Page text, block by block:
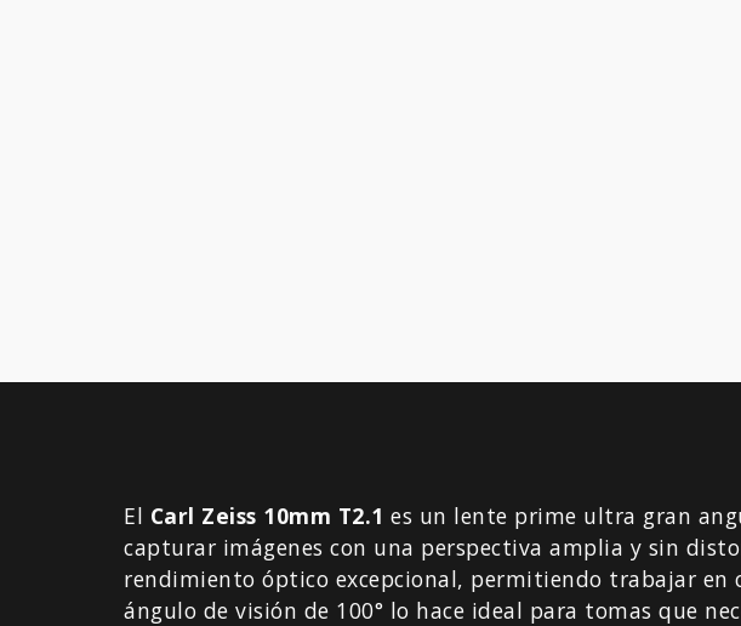
El Carl Zeiss 10mm T2.1 es un lente prime ultra gran
capturar imágenes con una perspectiva amplia y sin
rendimiento óptico excepcional, permitiendo trabajar en
ángulo de visión de 100° lo hace ideal para tomas que